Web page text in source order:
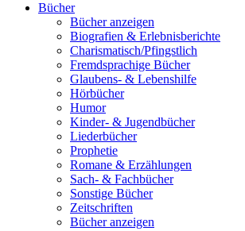
Bücher
Bücher anzeigen
Biografien & Erlebnisberichte
Charismatisch/Pfingstlich
Fremdsprachige Bücher
Glaubens- & Lebenshilfe
Hörbücher
Humor
Kinder- & Jugendbücher
Liederbücher
Prophetie
Romane & Erzählungen
Sach- & Fachbücher
Sonstige Bücher
Zeitschriften
Bücher anzeigen